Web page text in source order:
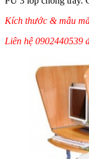
Kích thước & mẫu
Liên hệ 0902440539